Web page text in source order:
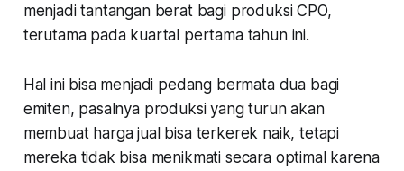
menjadi tantangan berat bagi produksi CPO,
terutama pada kuartal pertama tahun ini.
Hal ini bisa menjadi pedang bermata dua bagi
emiten, pasalnya produksi yang turun akan
membuat harga jual bisa terkerek naik, tetapi
mereka tidak bisa menikmati secara optimal karena